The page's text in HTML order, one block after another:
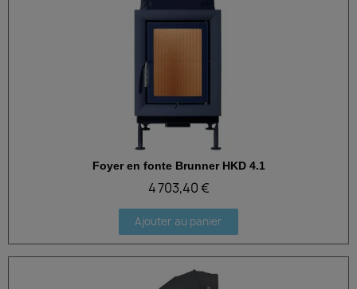
Aperçu rapide
Foyer en fonte Brunner HKD 4.1
4 703,40 €
Ajouter au panier